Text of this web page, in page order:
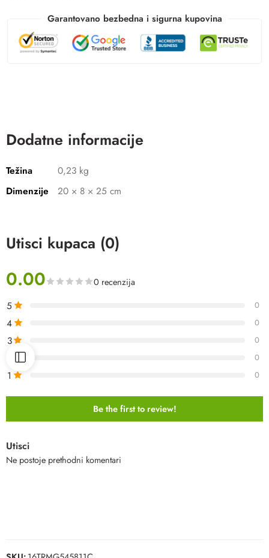
Garantovano bezbedna i sigurna kupovina
Dodatne informacije
Težina
0,23 kg
Dimenzije
20 × 8 × 25 cm
Utisci kupaca (0)
0.00 0 recenzija
5 0
4 0
3 0
0
1 0
Be the first to review!
Utisci
Ne postoje prethodni komentari